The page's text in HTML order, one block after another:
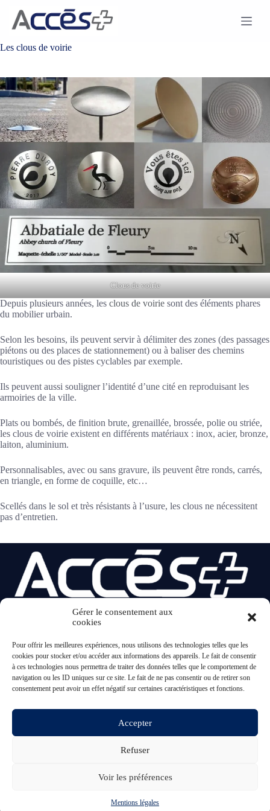
Gérer le consentement aux
cookies
Pour offrir les meilleures expériences, nous utilisons des technologies telles que les
cookies pour stocker et/ou accéder aux informations des appareils. Le fait de consentir
à ces technologies nous permettra de traiter des données telles que le comportement de
navigation ou les ID uniques sur ce site. Le fait de ne pas consentir ou de retirer son
consentement peut avoir un effet négatif sur certaines caractéristiques et fonctions.
Accepter
Refuser
Voir les préférences
Mentions légales
contenu
Les clous de voirie
Clous de voirie
Depuis plusieurs années, les clous de voirie sont des éléments phares
du mobilier urbain.
Selon les besoins, ils peuvent servir à délimiter des zones (des passages
piétons ou des places de stationnement) ou à baliser des chemins
touristiques ou des pistes cyclables par exemple.
Ils peuvent aussi souligner l’identité d’une cité en reproduisant les
armoiries de la ville.
Plats ou bombés, de finition brute, grenaillée, brossée, polie ou striée,
les clous de voirie existent en différents matériaux : inox, acier, bronze,
laiton, aluminium.
Personnalisables, avec ou sans gravure, ils peuvent être ronds, carrés,
en triangle, en forme de coquille, etc…
Scellés dans le sol et très résistants à l’usure, les clous ne nécessitent
pas d’entretien.
Accueil
À propos
Catalogue Produits
Nos réalisations
Réglementation
15 rue Galopin - 93700 Drancy
info@accesplus.fr
Tous droits réservés 2026 - Accesplus - Réalisation initiale